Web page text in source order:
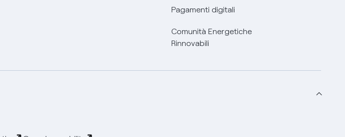
Pagamenti digitali
Comunità Energetiche
Rinnovabili